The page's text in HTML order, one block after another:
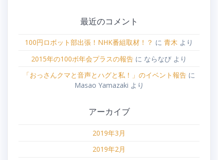
最近のコメント
100円ロボット部出張！NHK番組取材！？ に 青木 より
2015年の100ボ年会プラスの報告 に ならなび より
「おっさんクマと音声とハグと私！」のイベント報告 に
Masao Yamazaki より
アーカイブ
2019年3月
2019年2月